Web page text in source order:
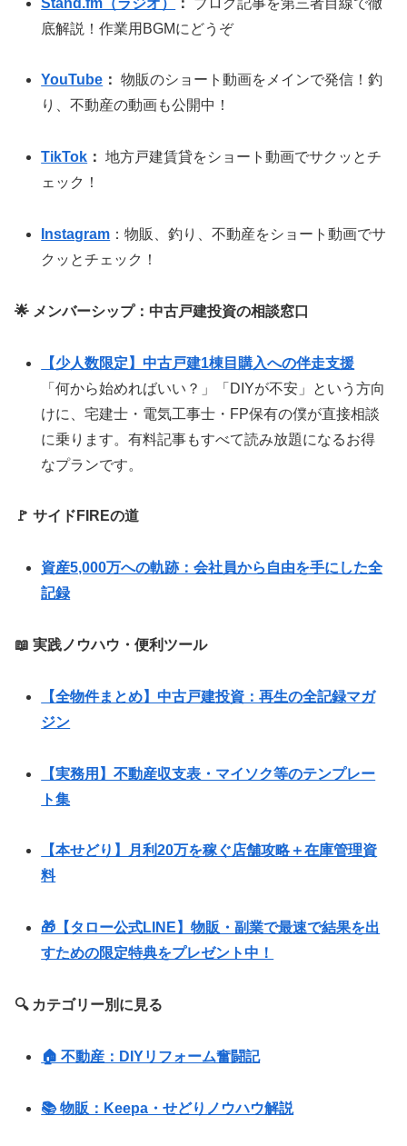
底解説！作業用BGMにどうぞ
YouTube ： 物販のショート動画をメインで発信！釣
り、不動産の動画も公開中！
TikTok ： 地方戸建賃貸をショート動画でサクッとチ
ェック！
Instagram ：物販、釣り、不動産をショート動画でサ
クッとチェック！
🌟 メンバーシップ：中古戸建投資の相談窓口
【少人数限定】中古戸建1棟目購入への伴走支援
「何から始めればいい？」「DIYが不安」という方向
けに、宅建士・電気工事士・FP保有の僕が直接相談
に乗ります。有料記事もすべて読み放題になるお得
なプランです。
🚩 サイドFIREの道
資産5,000万への軌跡：会社員から自由を手にした全
記録
📖 実践ノウハウ・便利ツール
【全物件まとめ】中古戸建投資：再生の全記録マガ
ジン
【実務用】不動産収支表・マイソク等のテンプレー
ト集
【本せどり】月利20万を稼ぐ店舗攻略＋在庫管理資
料
🎁【タロー公式LINE】物販・副業で最速で結果を出
すための限定特典をプレゼント中！
🔍 カテゴリー別に見る
🏠 不動産：DIYリフォーム奮闘記
📚 物販：Keepa・せどりノウハウ解説